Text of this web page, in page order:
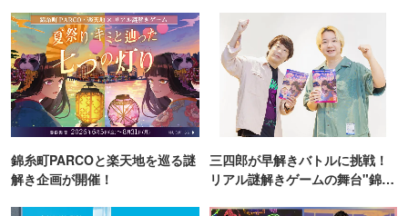
錦糸町PARCOと楽天地を巡る謎
解き企画が開催！
三四郎が早解きバトルに挑戦！
リアル謎解きゲームの舞台"錦糸